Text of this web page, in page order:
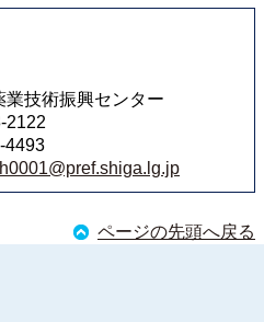
技術振興センター
2122
4493
ページの先頭へ戻る